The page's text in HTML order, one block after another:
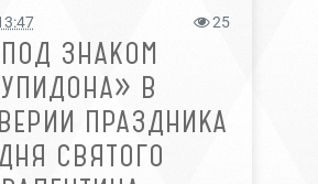
25
ЗНАКОМ
В
ПРАЗДНИКА
СВЯТОГО